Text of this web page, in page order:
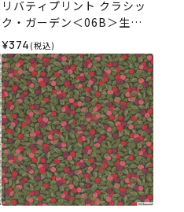
リバティプリント クラシッ
ク・ガーデン＜06B＞生地
（ホビーラホビーレオリジ
ナル）2026SS
¥374 (税込)